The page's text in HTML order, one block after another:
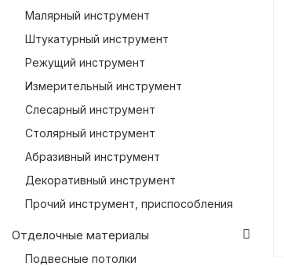
Малярный инструмент
Штукатурный инструмент
Режущий инструмент
Измерительный инструмент
Слесарный инструмент
Столярный инструмент
Абразивный инструмент
Декоративный инструмент
Прочий инструмент, приспособления
Отделочные материалы
Подвесные потолки